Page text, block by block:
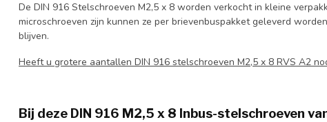
De DIN 916 Stelschroeven M2,5 x 8 worden verkocht in kleine
microschroeven zijn kunnen ze per brievenbuspakket geleverd
blijven.
Heeft u grotere aantallen DIN 916 stelschroeven M2,5 x 8 RVS A2
Bij deze DIN 916 M2,5 x 8 Inbus-stelschroeven